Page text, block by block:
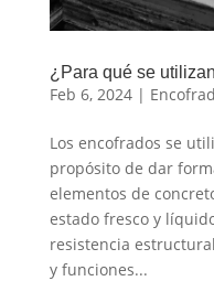
¿Para qué se
Feb 6, 2024|
Los encofrados se
propósito de dar
elementos de
estado fresco y
resistencia
y funciones...